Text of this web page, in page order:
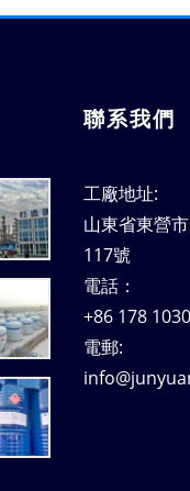
聯系我們
工廠地址:
山東省東營
117號
電話：
+86 178
電郵: